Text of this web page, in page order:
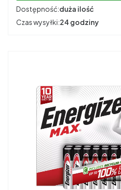
Dostępność:duża ilość
Czas wysyłki:24 godziny